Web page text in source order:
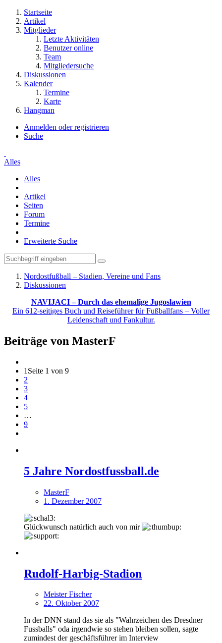
Startseite
Artikel
Mitglieder
Letzte Aktivitäten
Benutzer online
Team
Mitgliedersuche
Diskussionen
Kalender
Termine
Karte
Hangman
Anmelden oder registrieren
Suche
Alles
Alles
Artikel
Seiten
Forum
Termine
Erweiterte Suche
Nordostfußball – Stadien, Vereine und Fans
Diskussionen
NAVIJACI – Durch das ehemalige Jugoslawien
Ein 612-seitiges Buch und Reiseführer für Fußballfans – Voller
Leidenschaft und Fankultur.
Beiträge von MasterF
1 Seite 1 von 9
2
3
4
5
…
9
5 Jahre Nordostfussball.de
MasterF
1. Dezember 2007
Glückwunsch natürlich auch von mir
Rudolf-Harbig-Stadion
Meister Fischer
22. Oktober 2007
In der DNN stand das sie als "Wahrzeichen des Dresdner
Fussballs" oda irgendwie so stehen bleiben sollen, sagte
zumindest der geschäftsführer im Interview